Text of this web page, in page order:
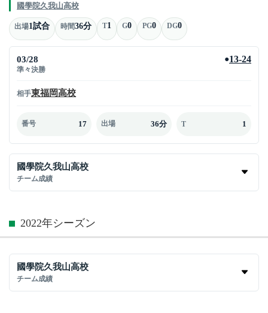
國學院久我山高校
出場1試合 時間36分 T1 G0 PG0 DG0
03/28
準々決勝
●13-24
相手東福岡高校
番号 17 出場 36分 T 1
國學院久我山高校
チーム成績
2022年シーズン
國學院久我山高校
チーム成績